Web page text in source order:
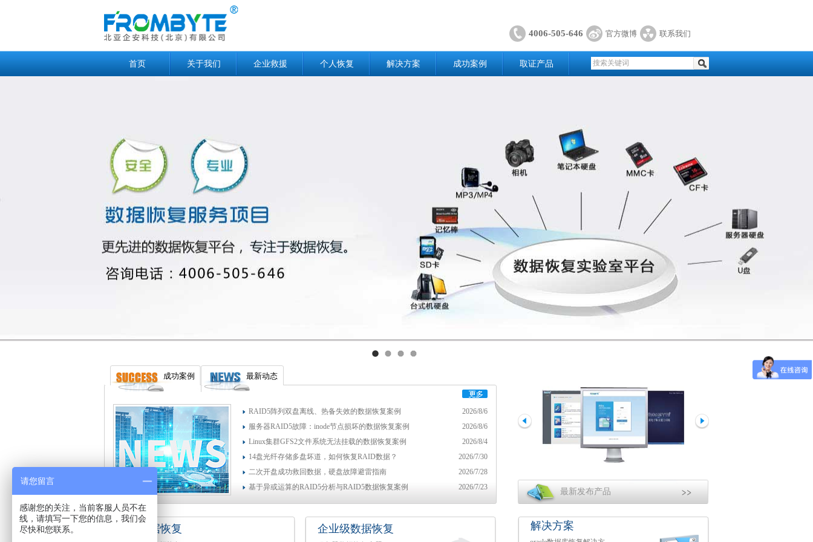
4006-505-646 官方微博 联系我们
首页 关于我们 企业救援 个人恢复 解决方案 成功案例 取证产品
成功案例 最新动态
RAID5阵列双盘离线、热备失效的数据恢复案例
2026/8/6
服务器RAID5故障：inode节点损坏的数据恢复案例
2026/8/6
Linux集群GFS2文件系统无法挂载的数据恢复案例
2026/8/4
14盘光纤存储多盘坏道，如何恢复RAID数据？
2026/7/30
二次开盘成功救回数据，硬盘故障避雷指南
2026/7/28
基于异或运算的RAID5分析与RAID5数据恢复案例
2026/7/23
个人数据恢复 企业级数据恢复
最新发布产品
解决方案
请您留言
感谢您的关注，当前客服人员不在
线，请填写一下您的信息，我们会
尽快和您联系。